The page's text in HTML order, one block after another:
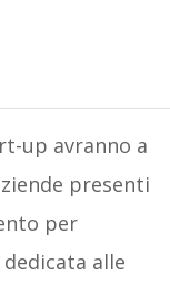
up avranno a
presenti
per
alle